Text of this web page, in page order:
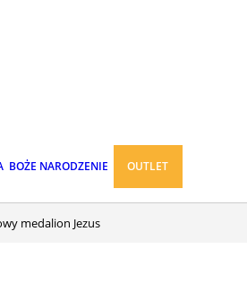
BOŻE NARODZENIE OUTLET
medalion Jezus